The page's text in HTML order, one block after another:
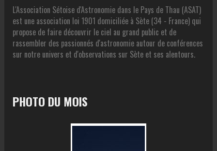
L'Association Sétoise d'Astronomie dans le Pays de Thau (ASAT)
est une association loi 1901 domiciliée à Sète (34 - France) qui
propose de faire découvrir le ciel au grand public et de
rassembler des passionnés d'astronomie autour de conférences
sur notre univers et d'observations sur Sète et ses alentours.
PHOTO DU MOIS